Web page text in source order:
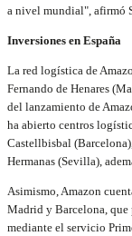
a nivel mundial", afirmó
Inversiones en España
La red logística de
Fernando de Henares
del lanzamiento de
ha abierto centros
Castellbisbal
Hermanas (Sevilla),
Asimismo, Amazon
Madrid y Barcelona, que
mediante el servicio